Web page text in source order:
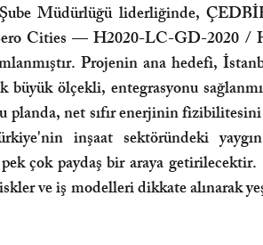
Müdürlüğü liderliğinde,
Cities — H2020-LC-GD-2020 /
Projenin ana hedefi,
ölçekli, entegrasyonu
planda, net sıfır enerjinin
inşaat sektöründeki
çok paydaş bir araya
ve iş modelleri dikkate alınarak